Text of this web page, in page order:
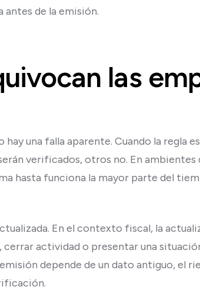
de la emisión.
las
una falla aparente. Cuando la regla
verificados, otros no. En
hasta funciona la mayor parte del
En el contexto fiscal, la
actividad o presentar una
depende de un dato antiguo, el